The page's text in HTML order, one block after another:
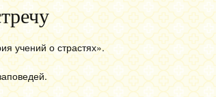
учений о страстях».